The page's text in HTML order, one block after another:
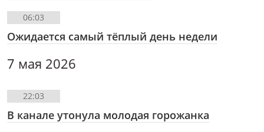
06:03
Ожидается самый тёплый день недели
7 мая 2026
22:03
В канале утонула молодая горожанка